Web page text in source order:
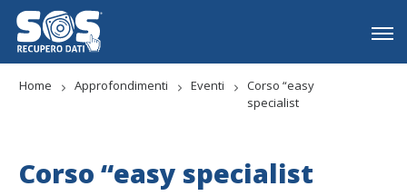
Home Approfondimenti Eventi
Corso “easy
specialist
Corso “easy specialist